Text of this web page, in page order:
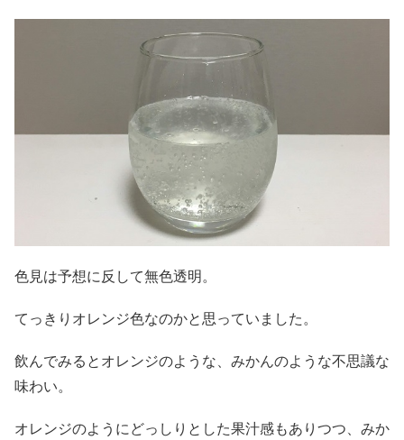
色見は予想に反して無色透明。
てっきりオレンジ色なのかと思っていました。
飲んでみるとオレンジのような、みかんのような不思議な
味わい。
オレンジのようにどっしりとした果汁感もありつつ、みか